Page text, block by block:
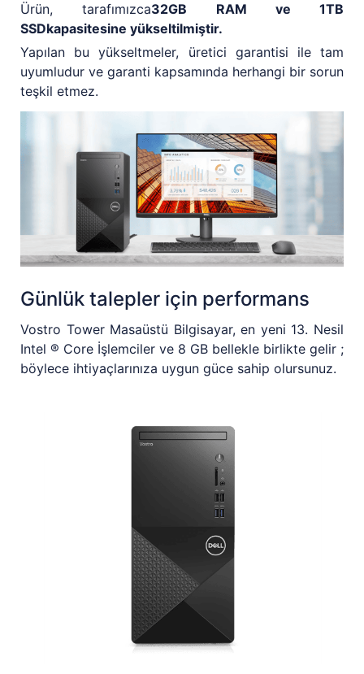
Ürün, tarafımızca32GB RAM ve 1TB
SSDkapasitesine yükseltilmiştir.
Yapılan bu yükseltmeler, üretici garantisi ile tam
uyumludur ve garanti kapsamında herhangi bir sorun
teşkil etmez.
Günlük talepler için performans
Vostro Tower Masaüstü Bilgisayar, en yeni 13. Nesil
Intel ® Core İşlemciler ve 8 GB bellekle birlikte gelir ;
böylece ihtiyaçlarınıza uygun güce sahip olursunuz.